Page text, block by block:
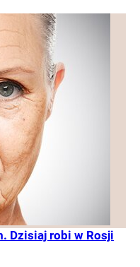
Dzisiaj robi w Rosji